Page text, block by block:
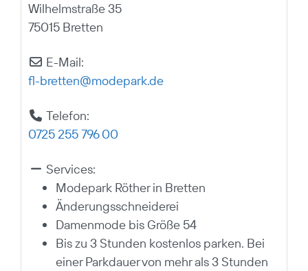
Wilhelmstraße 35
75015 Bretten
E-Mail:
fl-bretten@modepark.de
Telefon:
0725 255 796 00
Services:
Modepark Röther in Bretten
Änderungsschneiderei
Damenmode bis Größe 54
Bis zu 3 Stunden kostenlos parken. Bei
einer Parkdauer von mehr als 3 Stunden